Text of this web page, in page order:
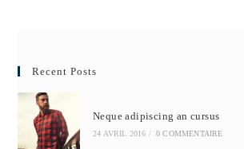
Recent Posts
Neque adipiscing an cursus
24 AVRIL 2016 / 0 COMMENTAIRE